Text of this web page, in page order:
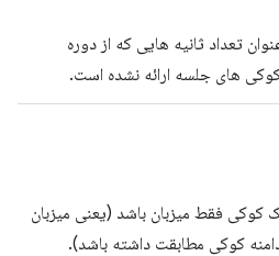
تعداد ثانیه هایی که از دوره
های جلسه ارائه نشده است.
فقط میزبان باشد (یعنی میزبان
کوکی مطابقت داشته باشد).